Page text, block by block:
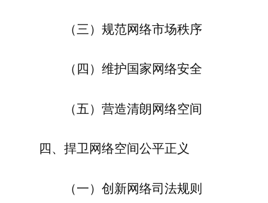
（三）规范网络市场秩序
（四）维护国家网络安全
（五）营造清朗网络空间
四、捍卫网络空间公平正义
（一）创新网络司法规则